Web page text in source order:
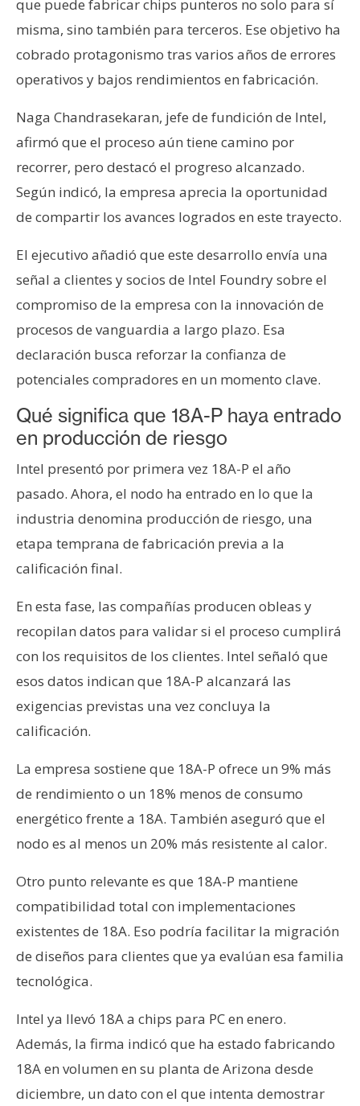
n
t
a
t
o
P
u
b
i
c
i
a
d
que puede fabricar chips punteros no solo para sí
misma, sino también para terceros. Ese objetivo ha
cobrado protagonismo tras varios años de errores
operativos y bajos rendimientos en fabricación.
Naga Chandrasekaran, jefe de fundición de Intel,
afirmó que el proceso aún tiene camino por
recorrer, pero destacó el progreso alcanzado.
Según indicó, la empresa aprecia la oportunidad
de compartir los avances logrados en este trayecto.
El ejecutivo añadió que este desarrollo envía una
señal a clientes y socios de Intel Foundry sobre el
compromiso de la empresa con la innovación de
procesos de vanguardia a largo plazo. Esa
declaración busca reforzar la confianza de
potenciales compradores en un momento clave.
Qué significa que 18A-P haya entrado
en producción de riesgo
Intel presentó por primera vez 18A-P el año
pasado. Ahora, el nodo ha entrado en lo que la
industria denomina producción de riesgo, una
etapa temprana de fabricación previa a la
calificación final.
En esta fase, las compañías producen obleas y
recopilan datos para validar si el proceso cumplirá
con los requisitos de los clientes. Intel señaló que
esos datos indican que 18A-P alcanzará las
exigencias previstas una vez concluya la
calificación.
La empresa sostiene que 18A-P ofrece un 9% más
de rendimiento o un 18% menos de consumo
energético frente a 18A. También aseguró que el
nodo es al menos un 20% más resistente al calor.
Otro punto relevante es que 18A-P mantiene
compatibilidad total con implementaciones
existentes de 18A. Eso podría facilitar la migración
de diseños para clientes que ya evalúan esa familia
tecnológica.
Intel ya llevó 18A a chips para PC en enero.
Además, la firma indicó que ha estado fabricando
18A en volumen en su planta de Arizona desde
diciembre, un dato con el que intenta demostrar